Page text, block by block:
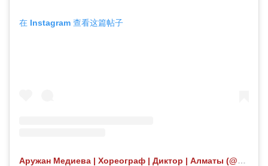
在 Instagram 查看这篇帖子
Аружан Медиева | Хореограф | Диктор | Алматы (@aruvibezz) 分享的帖子